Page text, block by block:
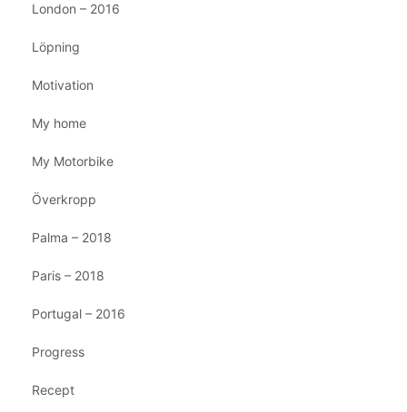
London – 2016
Löpning
Motivation
My home
My Motorbike
Överkropp
Palma – 2018
Paris – 2018
Portugal – 2016
Progress
Recept